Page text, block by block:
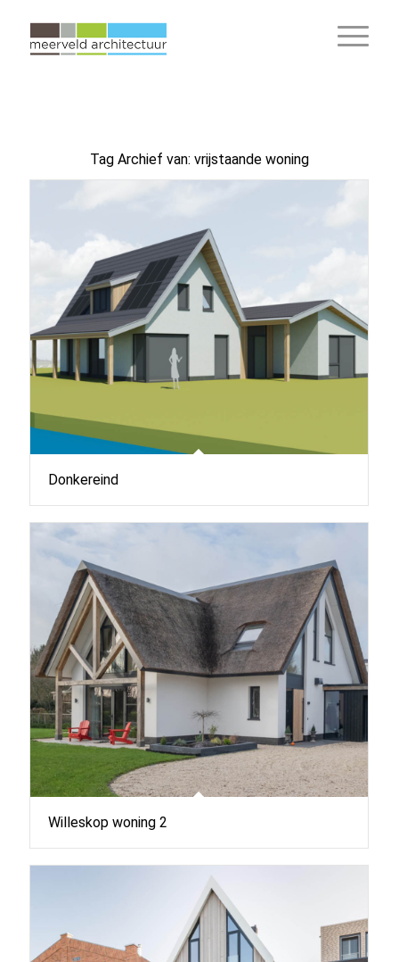
Tag Archief van: vrijstaande woning
Donkereind
Willeskop woning 2